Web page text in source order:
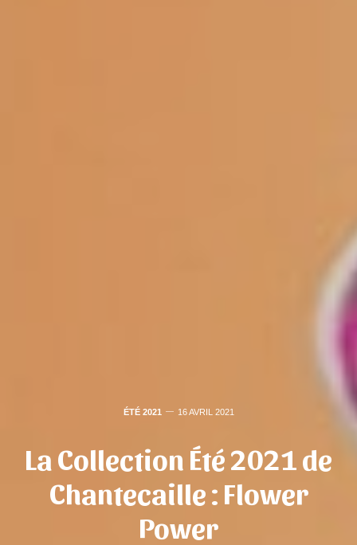
ÉTÉ 2021 16 AVRIL 2021
La Collection Été 2021 de
Chantecaille : Flower
Power